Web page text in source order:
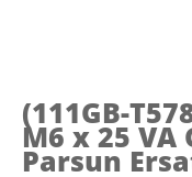
(111GB-
M6 x 25 VA
Parsun